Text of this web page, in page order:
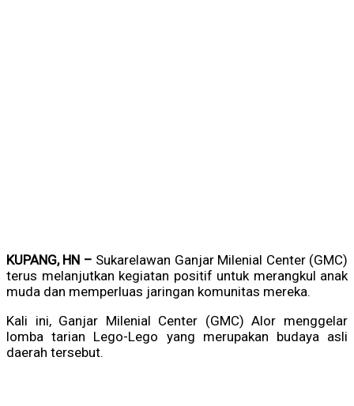
KUPANG, HN – Sukarelawan Ganjar Milenial Center (GMC)
terus melanjutkan kegiatan positif untuk merangkul anak
muda dan memperluas jaringan komunitas mereka.
Kali ini, Ganjar Milenial Center (GMC) Alor menggelar
lomba tarian Lego-Lego yang merupakan budaya asli
daerah tersebut.